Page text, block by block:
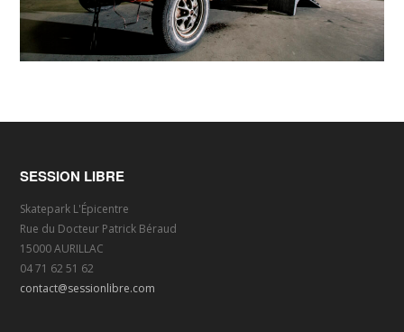
SESSION LIBRE
Skatepark L'Épicentre
Rue du Docteur Patrick Béraud
15000 AURILLAC
04 71 62 51 62
contact@sessionlibre.com